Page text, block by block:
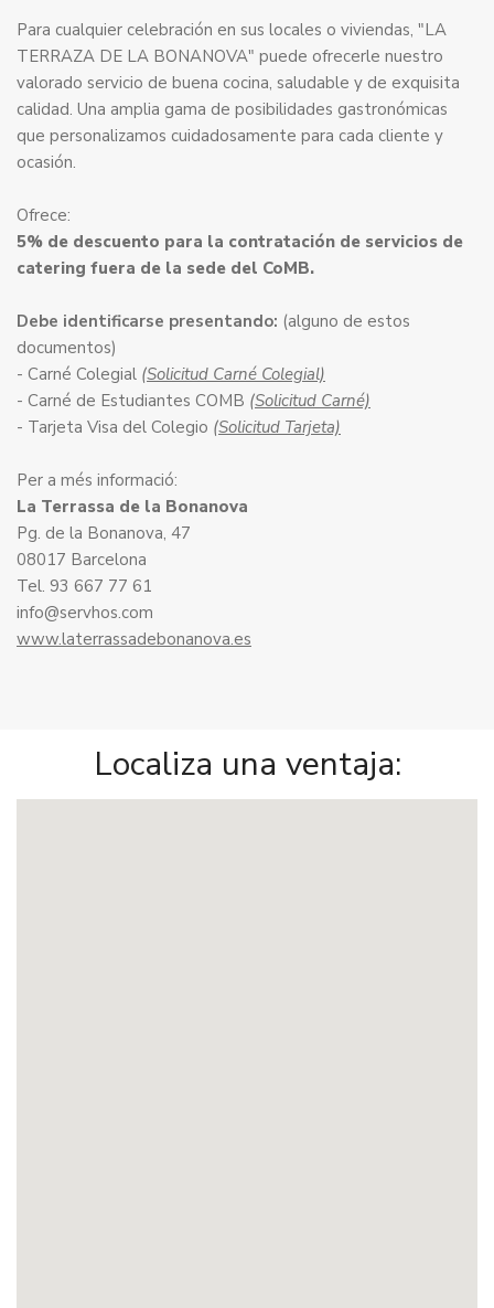
Para cualquier celebración en sus locales o viviendas, "LA
TERRAZA DE LA BONANOVA" puede ofrecerle nuestro
valorado servicio de buena cocina, saludable y de exquisita
calidad. Una amplia gama de posibilidades gastronómicas
que personalizamos cuidadosamente para cada cliente y
ocasión.
Ofrece:
5% de descuento para la contratación de servicios de
catering fuera de la sede del CoMB.
Debe identificarse presentando: (alguno de estos
documentos)
- Carné Colegial (Solicitud Carné Colegial)
- Carné de Estudiantes COMB (Solicitud Carné)
- Tarjeta Visa del Colegio (Solicitud Tarjeta)
Per a més informació:
La Terrassa de la Bonanova
Pg. de la Bonanova, 47
08017 Barcelona
Tel. 93 667 77 61
info@servhos.com
www.laterrassadebonanova.es
Localiza una ventaja: